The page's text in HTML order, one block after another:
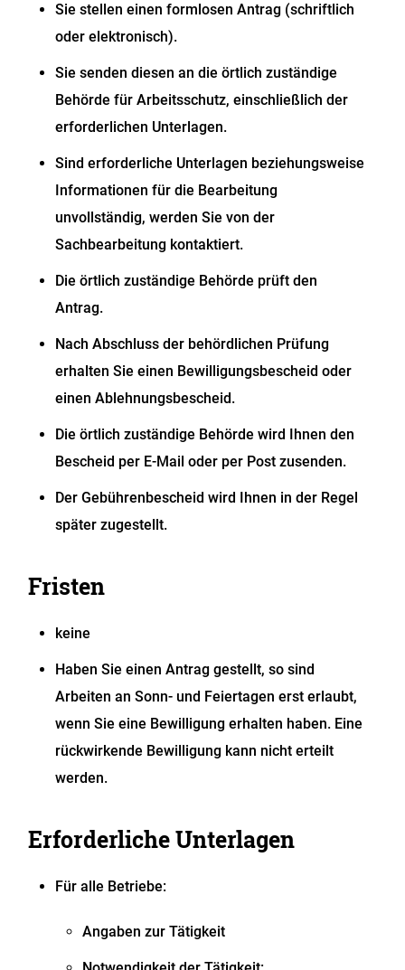
Sie stellen einen formlosen Antrag (schriftlich
oder elektronisch).
Sie senden diesen an die örtlich zuständige
Behörde für Arbeitsschutz, einschließlich der
erforderlichen Unterlagen.
Sind erforderliche Unterlagen beziehungsweise
Informationen für die Bearbeitung
unvollständig, werden Sie von der
Sachbearbeitung kontaktiert.
Die örtlich zuständige Behörde prüft den
Antrag.
Nach Abschluss der behördlichen Prüfung
erhalten Sie einen Bewilligungsbescheid oder
einen Ablehnungsbescheid.
Die örtlich zuständige Behörde wird Ihnen den
Bescheid per E-Mail oder per Post zusenden.
Der Gebührenbescheid wird Ihnen in der Regel
später zugestellt.
Fristen
keine
Haben Sie einen Antrag gestellt, so sind
Arbeiten an Sonn- und Feiertagen erst erlaubt,
wenn Sie eine Bewilligung erhalten haben. Eine
rückwirkende Bewilligung kann nicht erteilt
werden.
Erforderliche Unterlagen
Für alle Betriebe:
Angaben zur Tätigkeit